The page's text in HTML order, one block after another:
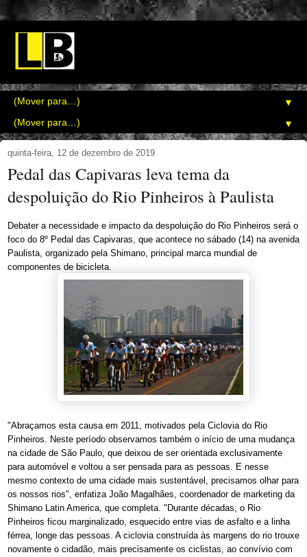
▼
▼
quinta-feira, 12 de dezembro de 2019
Pedal das Capivaras leva tema da
despoluição do Rio Pinheiros à Paulista
Debater a necessidade e impacto da despoluição do Rio Pinheiros será o
foco do 8º Pedal das Capivaras, que acontece no sábado (14) na avenida
Paulista, organizado pela Shimano, principal marca mundial de
componentes de bicicleta.
"Abraçamos esta causa em 2011, motivados pela Ciclovia do Rio
Pinheiros. Neste período observamos também o início de uma mudança
na cidade de São Paulo, que deixou de ser orientada exclusivamente
para automóvel e voltou a ser pensada para as pessoas. E nesse
mesmo contexto de uma cidade mais sustentável, precisamos olhar para
os nossos rios", enfatiza João Magalhães, coordenador de marketing da
Shimano Latin America, que completa. "Durante décadas, o Rio
Pinheiros ficou marginalizado, esquecido entre vias de asfalto e a linha
férrea, longe das pessoas. A ciclovia construída às margens do rio trouxe
novamente o cidadão, mais precisamente os ciclistas, ao convívio com